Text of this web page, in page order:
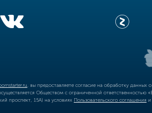
, вы предоставляете согласие на обработку
Обществом с ограниченной
проспект, 15А) на условиях Пользовательского соглашения и